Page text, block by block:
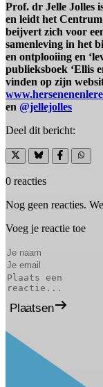
Prof. dr Jelle Jolles
en leidt het
beijvert zich voor
samenleving in het
en ontplooiing en
publieksboek ‘Ellis
vinden op zijn
en @jellejolles
Deel dit bericht:
0 reacties
Nog geen reacties.
Voeg je reactie toe
Plaatsen